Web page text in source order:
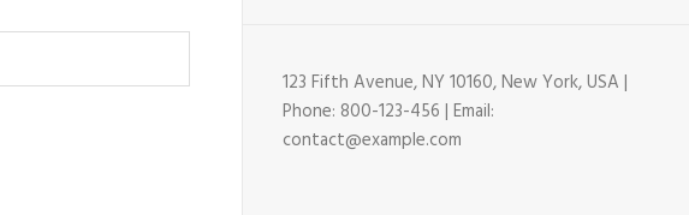
123 Fifth Avenue, NY 10160, New York, USA |
Phone: 800-123-456 | Email:
contact@example.com